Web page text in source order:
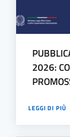
2026:
LEGGI DI PIÙ